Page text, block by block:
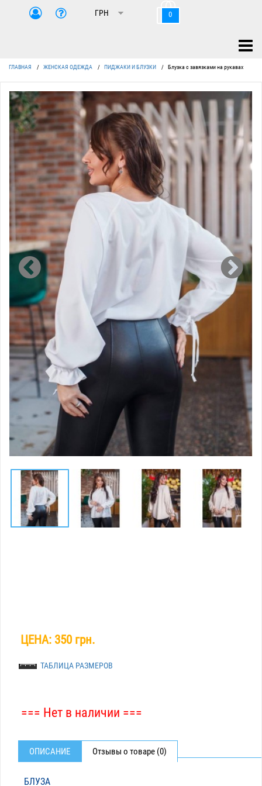
0
ГЛАВНАЯ / ЖЕНСКАЯ ОДЕЖДА / ПИДЖАКИ И БЛУЗКИ / Блузка с завязками на рукавах
ЦЕНА: 350 грн.
ТАБЛИЦА РАЗМЕРОВ
=== Нет в наличии ===
ОПИСАНИЕ Отзывы о товаре (0)
БЛУЗА